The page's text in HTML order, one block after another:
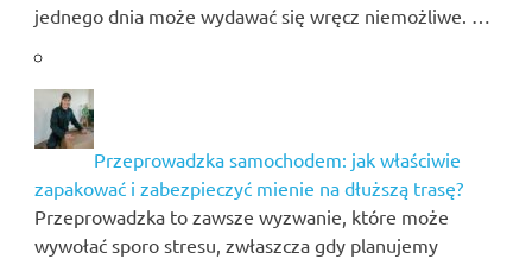
jednego dnia może wydawać się wręcz niemożliwe. …
Przeprowadzka samochodem: jak właściwie
zapakować i zabezpieczyć mienie na dłuższą trasę?
Przeprowadzka to zawsze wyzwanie, które może
wywołać sporo stresu, zwłaszcza gdy planujemy